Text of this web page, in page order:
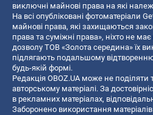
виключні майнові права на які
На всі опубліковані фотоматеріали
майнові права, які захищаються
права та суміжні права», ніхто не
дозволу ТОВ «Золота середина» їх
підлягають подальшому
будь-якій формі.
Редакція OBOZ.UA може не поділяти
авторському матеріалі. За
в рекламних матеріалах,
Заборонено використання